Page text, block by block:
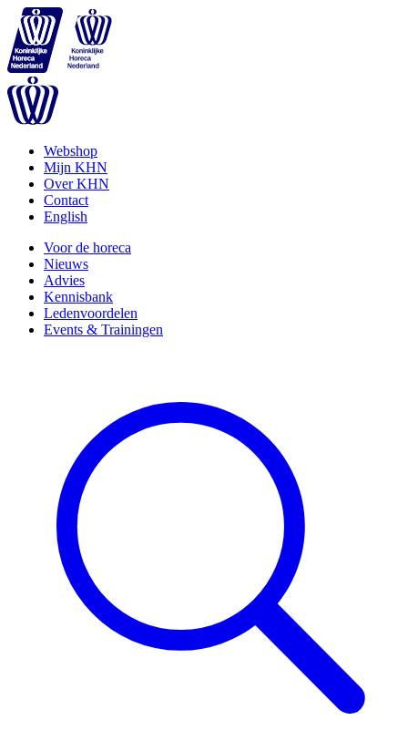
Webshop
Mijn KHN
Over KHN
Contact
English
Voor de horeca
Nieuws
Advies
Kennisbank
Ledenvoordelen
Events & Trainingen